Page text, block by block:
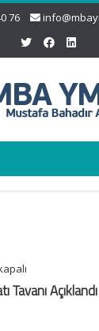
76
Tavanı Açıklandı